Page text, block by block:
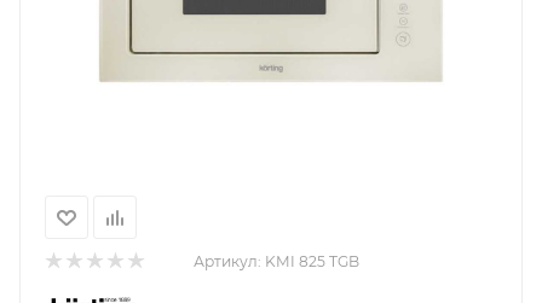
Артикул: KMI 825 TGB